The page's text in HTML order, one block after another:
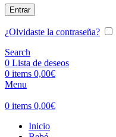
Entrar
¿Olvidaste la contraseña?
Search
0 Lista de deseos
0 items 0,00€
Menu
0 items 0,00€
Inicio